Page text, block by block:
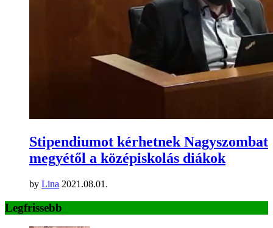
Stipendiumot kérhetnek Nagyszombat
megyétől a középiskolás diákok
by Lina 2021.08.01.
Legfrissebb